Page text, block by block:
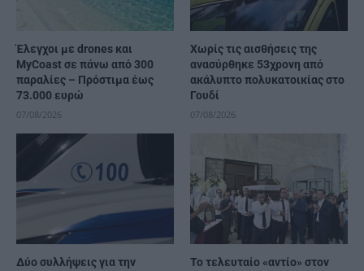
Έλεγχοι με drones και
MyCoast σε πάνω από 300
παραλίες – Πρόστιμα έως
73.000 ευρώ
07/08/2026
Χωρίς τις αισθήσεις της
ανασύρθηκε 53χρονη από
ακάλυπτο πολυκατοικίας στο
Γουδί
07/08/2026
Δύο συλλήψεις για την
Το τελευταίο «αντίο» στον